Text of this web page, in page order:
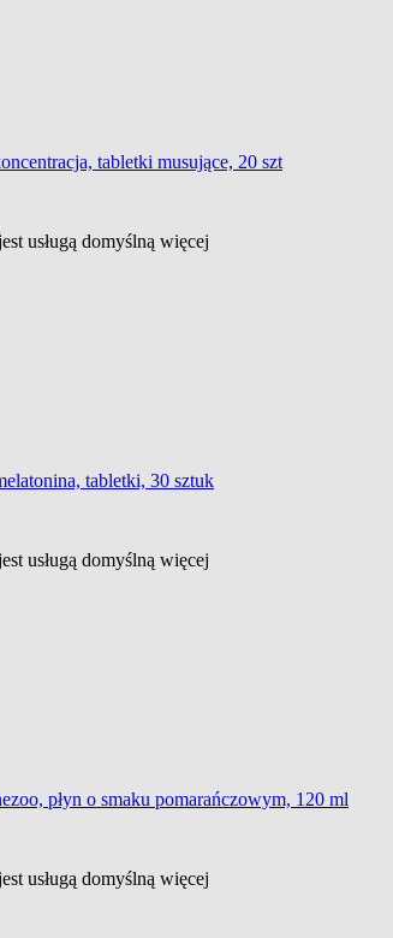
tabletki musujące, 20 szt
usługą domyślną więcej
tabletki, 30 sztuk
usługą domyślną więcej
płyn o smaku pomarańczowym, 120 ml
usługą domyślną więcej